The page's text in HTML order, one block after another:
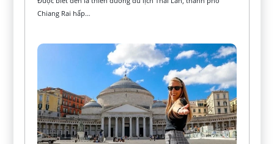
Chiang Rai hấp…